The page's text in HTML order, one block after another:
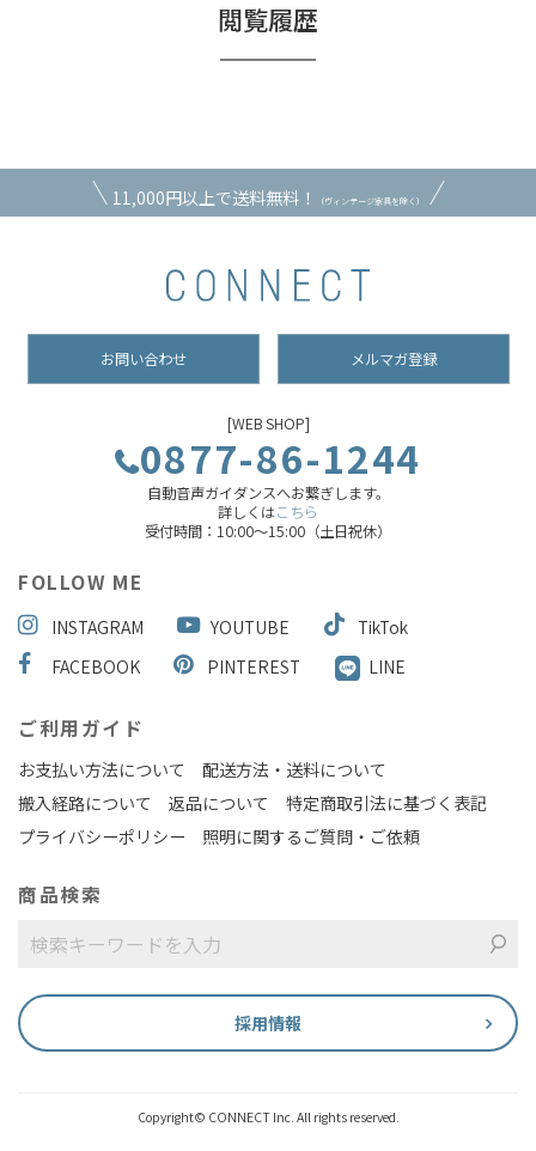
閲覧履歴
11,000円以上で送料無料！ （ヴィンテージ家具を除く）
お問い合わせ メルマガ登録
[WEB SHOP]
0877-86-1244
自動音声ガイダンスへお繋ぎします。
詳しくはこちら
受付時間：10:00～15:00（土日祝休）
FOLLOW ME
INSTAGRAM YOUTUBE
TikTok
FACEBOOK
PINTEREST LINE
ご利用ガイド
お支払い方法について
配送方法・送料について
搬入経路について
返品について
特定商取引法に基づく表記
プライバシーポリシー
照明に関するご質問・ご依頼
商品検索
採用情報
Copyright© CONNECT Inc. All rights reserved.